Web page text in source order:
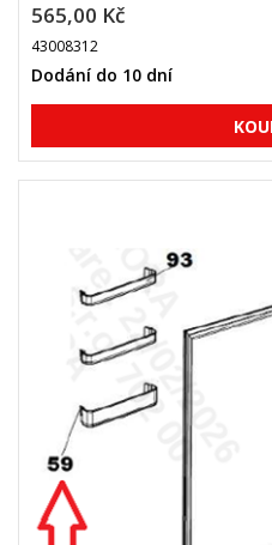
565,00 Kč
43008312
Dodání do 10 dní